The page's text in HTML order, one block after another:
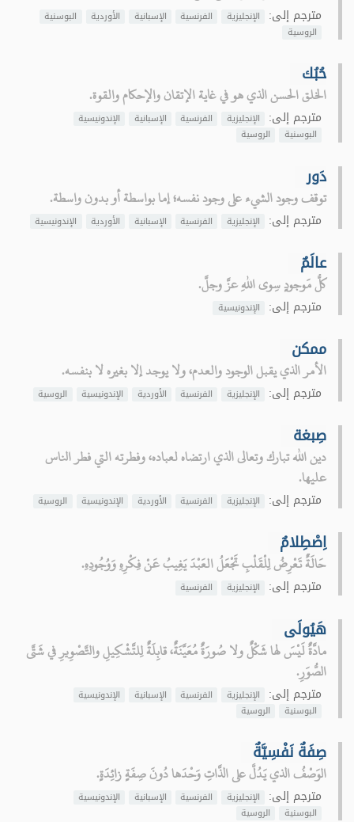
مترجم إلى: الإنجليزية الفرنسية الإسبانية الأوردية
البوسنية
الروسية
حُبُك
الخلق الحسن الذي هو في غاية الإتقان والإحكام والقوة.
مترجم إلى: الإنجليزية الفرنسية الإسبانية
الإندونيسية
البوسنية
الروسية
دَور
توقف وجود الشيء على وجود نفسه؛ إما بواسطة أو بدون واسطة.
مترجم إلى: الإنجليزية الفرنسية الإسبانية الأوردية الإندونيسية
عالَمٌ
كلُّ مَوجودٍ سِوى اللهِ عزَّ وجلَّ.
مترجم إلى: الإندونيسية
ممكن
الأمر الذي يقبل الوجود والعدم، ولا يوجد إلا بغيره لا بنفسه.
مترجم إلى: الإنجليزية الفرنسية الأوردية الإندونيسية الروسية
صِبغة
دين الله تبارك وتعالى الذي ارتضاه لعباده، وفطرته التي فطر الناس
عليها.
مترجم إلى: الإنجليزية الفرنسية الأوردية الإندونيسية الروسية
اِصْطِلامٌ
حَالَةٌ تَعْرِضُ لِلْقَلْبِ تَجْعَلُ العَبْدَ يَغِيبُ عَنْ فِكْرِهِ وَوُجُودِهِ.
مترجم إلى: الإنجليزية الفرنسية
هَيُولَى
مادَّةٌ لَيْسَ لها شَكْلٌ ولا صُورَةٌ مُعَيَّنَةٌ، قابِلَةٌ لِلتَّشْكِيلِ والتَّصْوِيرِ في شَتَّى
الصُّوَرِ.
مترجم إلى: الإنجليزية الفرنسية الإسبانية
الإندونيسية
البوسنية
الروسية
صِفَةٌ نَفْسِيَّةٌ
الوَصْفُ الذي يَدُلُّ على الذَّاتِ وَحْدَها دُونَ صِفَةٍ زائِدَةٍ.
مترجم إلى: الإنجليزية الفرنسية الإسبانية
الإندونيسية
البوسنية
الروسية